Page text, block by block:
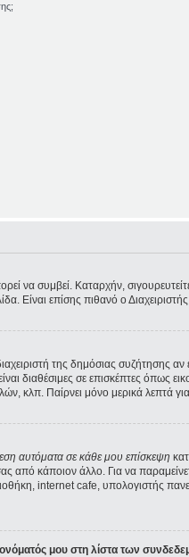
να συμβεί. Καταρχήν,
Είναι επίσης πιθανό ο
της δημόσιας συζήτησης
διαθέσιμες σε επισκέπτες
κλπ. Παίρνει μόνο μερικά λεπτά
αυτόματα σε κάθε μου επίσκεψη
από κάποιον άλλο. Για να
internet cafe, υπολογιστής
μου στη λίστα των